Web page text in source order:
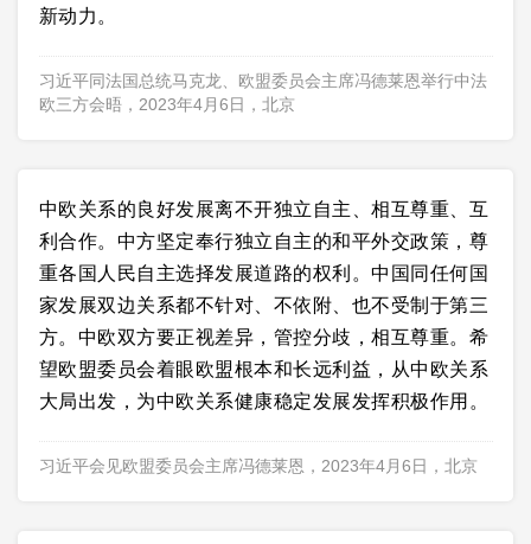
新动力。
习近平同法国总统马克龙、欧盟委员会主席冯德莱恩举行中法
欧三方会晤，2023年4月6日，北京
中欧关系的良好发展离不开独立自主、相互尊重、互
利合作。中方坚定奉行独立自主的和平外交政策，尊
重各国人民自主选择发展道路的权利。中国同任何国
家发展双边关系都不针对、不依附、也不受制于第三
方。中欧双方要正视差异，管控分歧，相互尊重。希
望欧盟委员会着眼欧盟根本和长远利益，从中欧关系
大局出发，为中欧关系健康稳定发展发挥积极作用。
习近平会见欧盟委员会主席冯德莱恩，2023年4月6日，北京